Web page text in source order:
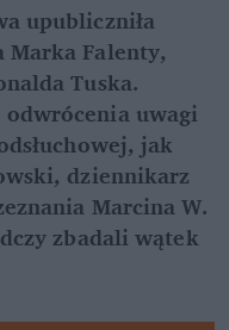
upubliczniła
Marka Falenty,
Tuska.
uwagi
jak
dziennikarz
Marcina W.
zbadali wątek